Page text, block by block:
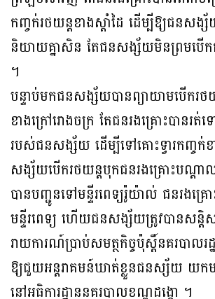
កញ្ចក់រថយន្តខាងស្តាំដៃ ដើម្បីឱ្យជនសង្ស័
និយាយគ្នាសិន តែជនសង្ស័យមិនព្រមបើកក
។
បន្ទាប់មកជនសង្ស័យបានព្យាយាមបើករថ
ខាងក្រៅរោងចក្រ តែជនរងគ្រោះបានរត់
របស់ជនសង្ស័យ ដើម្បីទៅគោះទ្វារកញ្ចក់ខ
សង្ស័យបើករថយន្តបុកជនរងគ្រោះបណ្តា
បានបញ្ជូនទៅមន្ទីរពេទ្យរ៉ូយ៉ាល់ ជនរងគ្រ
មន្ទីរពេទ្យ ហើយជនសង្ស័យត្រូវបានសន្
រាយការណ៍ប្រាប់សមត្ថកិច្ចប៉ុស្តិ៍នគរបាលរ
ឱ្យជួយអន្តរាគមន៍ឃាត់ខ្លួនជនស្ស័យ យកម
នៅអធិការដ្ឋាននគរបាលខណ្ឌដង្កោ ។